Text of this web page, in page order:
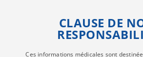
CLAUSE DE
Ces informations médicales sont